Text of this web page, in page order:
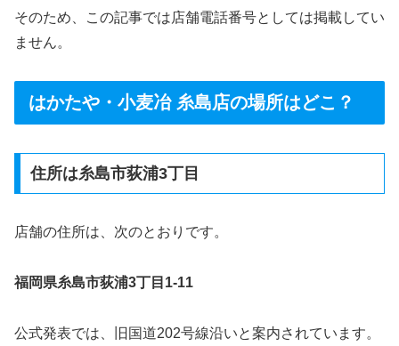
そのため、この記事では店舗電話番号としては掲載してい
ません。
はかたや・小麦冶 糸島店の場所はどこ？
住所は糸島市荻浦3丁目
店舗の住所は、次のとおりです。
福岡県糸島市荻浦3丁目1-11
公式発表では、旧国道202号線沿いと案内されています。